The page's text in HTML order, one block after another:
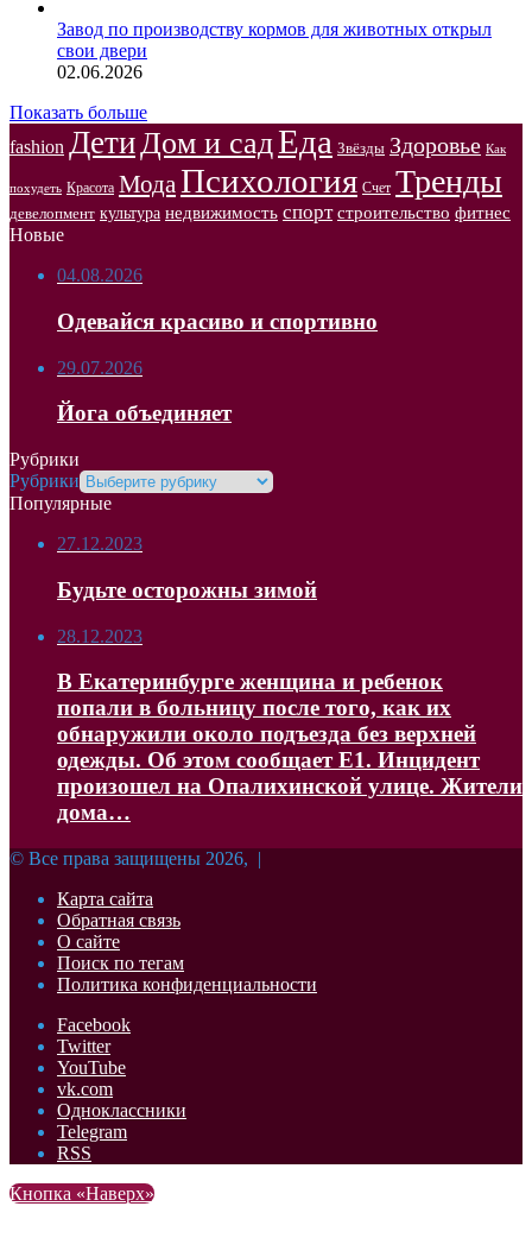
Завод по производству кормов для животных открыл
свои двери
02.06.2026
Показать больше
fashion ДетиДом и садЕда Звёзды Здоровье Как
похудеть Красота Мода Психология Счет Тренды
девелопмент культура недвижимость спорт строительство фитнес
Новые
04.08.2026
Одевайся красиво и спортивно
29.07.2026
Йога объединяет
Рубрики
Рубрики
Популярные
27.12.2023
Будьте осторожны зимой
28.12.2023
В Екатеринбурге женщина и ребенок
попали в больницу после того, как их
обнаружили около подъезда без верхней
одежды. Об этом сообщает Е1. Инцидент
произошел на Опалихинской улице. Жители
дома…
© Все права защищены 2026, |
Карта сайта
Обратная связь
О сайте
Поиск по тегам
Политика конфиденциальности
Facebook
Twitter
YouTube
vk.com
Одноклассники
Telegram
RSS
Кнопка «Наверх»